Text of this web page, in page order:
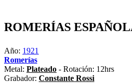
ROMERÍAS
Año: 1921
Romerías
Metal: Plateado - Rotación: 12hrs
Grabador: Constante Rossi